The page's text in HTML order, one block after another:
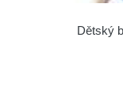
Dětský